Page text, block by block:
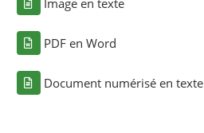
PDF en Word
Document numérisé en texte